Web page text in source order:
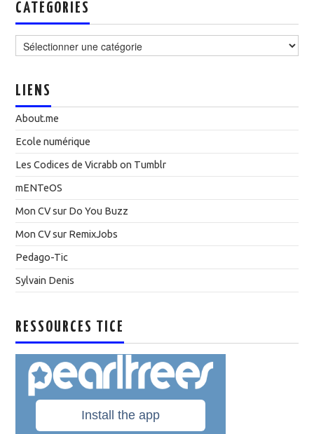
CATÉGORIES
LIENS
About.me
Ecole numérique
Les Codices de Vicrabb on Tumblr
mENTeOS
Mon CV sur Do You Buzz
Mon CV sur RemixJobs
Pedago-Tic
Sylvain Denis
RESSOURCES TICE